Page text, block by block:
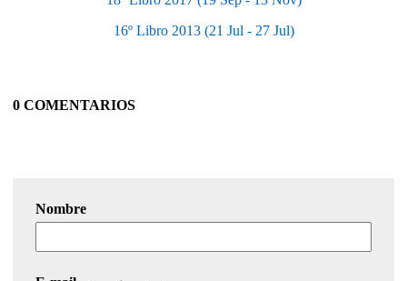
16º Libro 2013 (21 Jul - 27 Jul)
0 COMENTARIOS
Nombre